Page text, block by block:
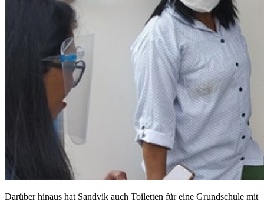
Darüber hinaus hat Sandvik auch Toiletten für eine Grundschule mit